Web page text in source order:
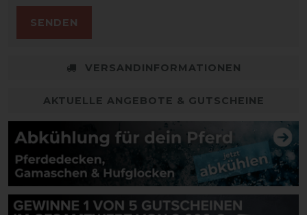
SENDEN
VERSANDINFORMATIONEN
AKTUELLE ANGEBOTE & GUTSCHEINE